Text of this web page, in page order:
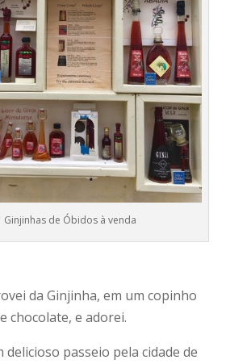
Ginjinhas de Óbidos à venda
da Ginjinha, em um copinho
chocolate, e adorei.
delicioso passeio pela cidade de